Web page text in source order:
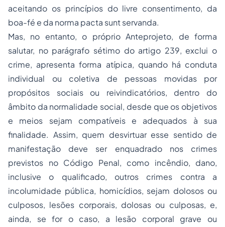
aceitando os princípios do livre consentimento, da
boa-fé e da norma pacta sunt servanda.
Mas, no entanto, o próprio Anteprojeto, de forma
salutar, no parágrafo sétimo do artigo 239, exclui o
crime, apresenta forma atípica, quando há conduta
individual ou coletiva de pessoas movidas por
propósitos sociais ou reivindicatórios, dentro do
âmbito da normalidade social, desde que os objetivos
e meios sejam compatíveis e adequados à sua
finalidade. Assim, quem desvirtuar esse sentido de
manifestação deve ser enquadrado nos crimes
previstos no Código Penal, como incêndio, dano,
inclusive o qualificado, outros crimes contra a
incolumidade pública, homicídios, sejam dolosos ou
culposos, lesões corporais, dolosas ou culposas, e,
ainda, se for o caso, a lesão corporal grave ou